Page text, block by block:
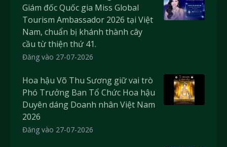
Giám đốc Quốc gia Miss Global
Tourism Ambassador 2026 tại Việt
Nam, chuẩn bị khánh thành cây
cầu từ thiện thứ 41.
Đăng vào 27-07-2026
Hoa hậu Võ Thu Sương giữ vai trò
Phó Trưởng Ban Tổ Chức Hoa hậu
Duyên dáng Doanh nhân Việt Nam
2026
Đăng vào 27-07-2026